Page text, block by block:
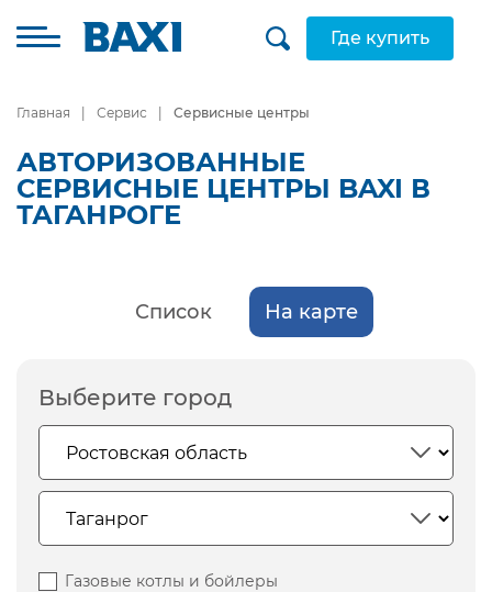
Где купить
Главная Сервис Сервисные центры
АВТОРИЗОВАННЫЕ
СЕРВИСНЫЕ ЦЕНТРЫ BAXI В
ТАГАНРОГЕ
Список На карте
Выберите город
Газовые котлы и бойлеры